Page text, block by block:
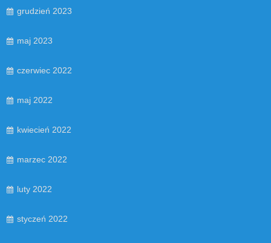
grudzień 2023
maj 2023
czerwiec 2022
maj 2022
kwiecień 2022
marzec 2022
luty 2022
styczeń 2022